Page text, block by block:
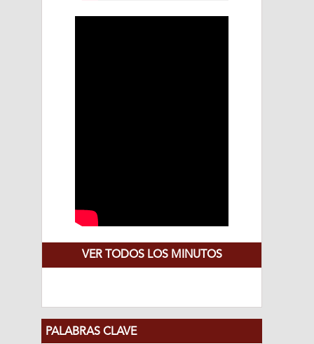
VER TODOS LOS MINUTOS
PALABRAS CLAVE